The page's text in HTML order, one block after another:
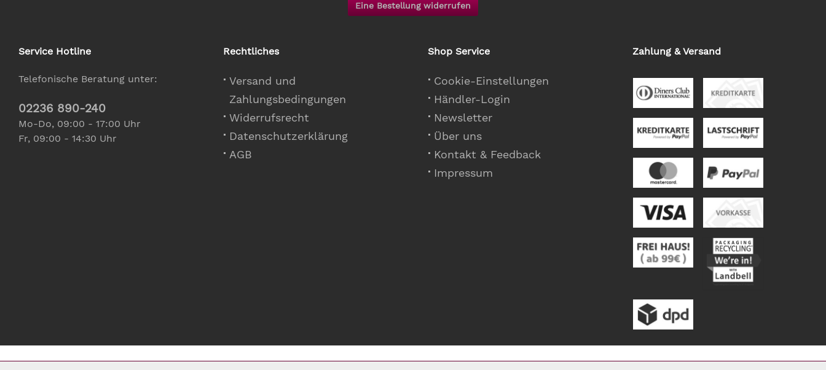
Eine Bestellung widerrufen
Service Hotline
Telefonische Beratung unter:
02236 890-240
Mo-Do, 09:00 - 17:00 Uhr
Fr, 09:00 - 14:30 Uhr
Rechtliches
Versand und
Zahlungsbedingungen
Widerrufsrecht
Datenschutzerklärung
AGB
Shop Service
Cookie-Einstellungen
Händler-Login
Newsletter
Über uns
Kontakt & Feedback
Impressum
Zahlung & Versand